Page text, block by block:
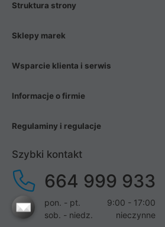
Struktura strony
Sklepy marek
Wsparcie klienta i serwis
Informacje o firmie
Regulaminy i regulacje
Szybki kontakt
664 999 933
pon. - pt.
9:00 - 17:00
sob. - niedz.
nieczynne